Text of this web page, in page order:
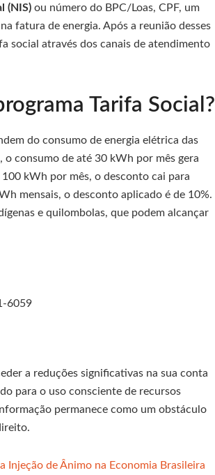
(NIS) ou número do BPC/Loas, CPF, um
fatura de energia. Após a reunião desses
social através dos canais de atendimento
Tarifa Social?
do consumo de energia elétrica das
o consumo de até 30 kWh por mês gera
kWh por mês, o desconto cai para
mensais, o desconto aplicado é de 10%.
e quilombolas, que podem alcançar
6059
a reduções significativas na sua conta
para o uso consciente de recursos
permanece como um obstáculo
Injeção de Ânimo na Economia Brasileira